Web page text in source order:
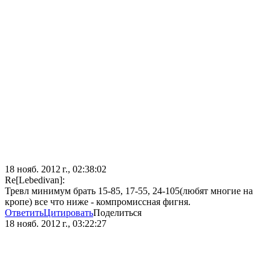
18 нояб. 2012 г., 02:38:02
Re[Lebedivan]:
Тревл минимум брать 15-85, 17-55, 24-105(любят многие на
кропе) все что ниже - компромиссная фигня.
ОтветитьЦитироватьПоделиться
18 нояб. 2012 г., 03:22:27